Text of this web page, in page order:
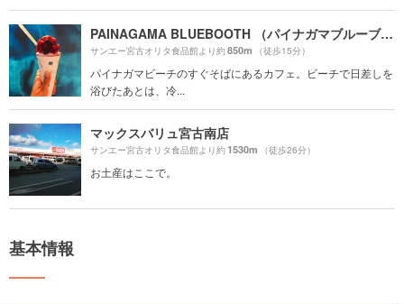
PAINAGAMA BLUEBOOTH （パイナガマブルーブース）
サンエー宮古オリタ食品館より約850m （徒歩15分）
パイナガマビーチのすぐそばにあるカフェ。ビーチで日差しを
浴びたあとは、冷...
マックスバリュ宮古南店
サンエー宮古オリタ食品館より約1530m （徒歩26分）
お土産はここで。
基本情報